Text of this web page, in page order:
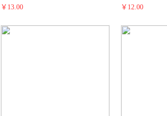
￥ 13.00
批发现货
￥ 12.00